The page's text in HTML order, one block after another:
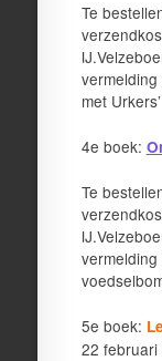
Te
met Urkers’
4e boek:
Te
vermelding
5e boek:
22